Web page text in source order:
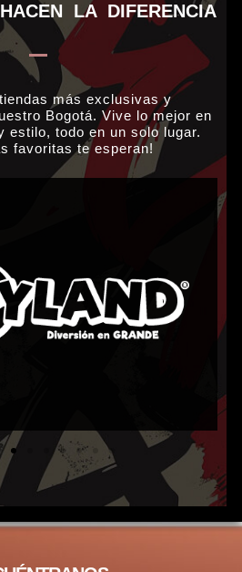
LA DIFERENCIA
más exclusivas y
Bogotá. Vive lo mejor en
estilo, todo en un solo lugar.
favoritas te esperan!